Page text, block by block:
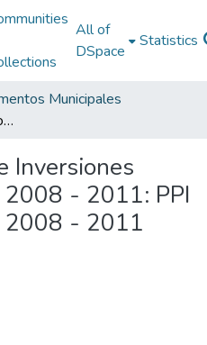
All of
DSpace
Statistics
Municipales
Plan Plurianual de Inversiones Guaitarilla Nariño 2008 - 2011: PPI Guaitarilla Nariño 2008 - 2011
Inversiones
2008 - 2011: PPI
2008 - 2011